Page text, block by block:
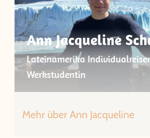
Ann Jacqueline
Lateinamerika
Werkstudentin
Mehr über Ann Jacqueline